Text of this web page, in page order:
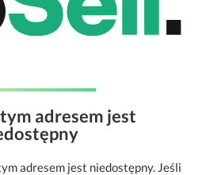
adresem jest
adresem jest niedostępny. Jeśli